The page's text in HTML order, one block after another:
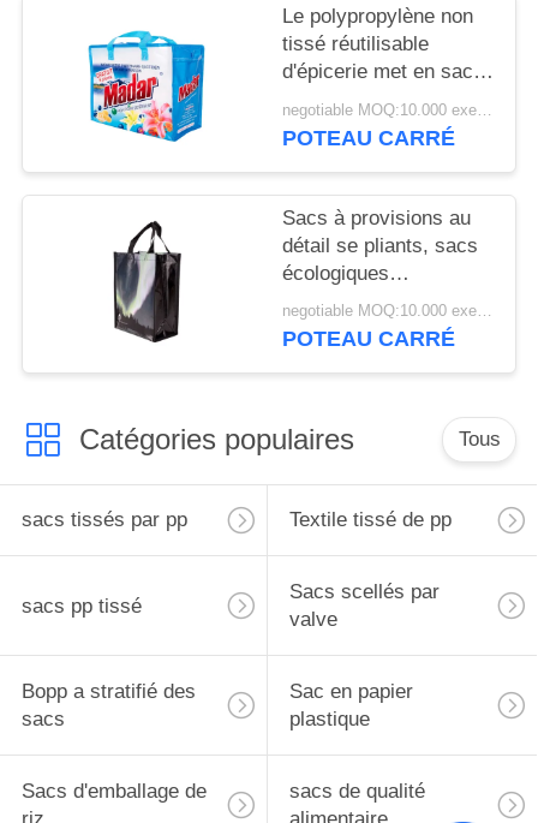
Le polypropylène non
tissé réutilisable
d'épicerie met en sac
écologique de haute
résistance
negotiable MOQ:10.000 exemplaires
POTEAU CARRÉ
Sacs à provisions au
détail se pliants, sacs
écologiques
promotionnels
imprimés de
negotiable MOQ:10.000 exemplaires
POTEAU CARRÉ
Catégories populaires Tous
sacs tissés par pp Textile tissé de pp
sacs pp tissé
Sacs scellés par
valve
Bopp a stratifié des
sacs
Sac en papier
plastique
Sacs d'emballage de
sacs de qualité